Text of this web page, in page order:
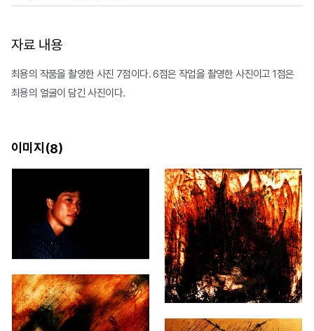
자료 내용
최용의 작품을 촬영한 사진 7점이다. 6점은 작업을 촬영한 사진이고 1점은
최용의 얼굴이 담긴 사진이다.
이미지(8)